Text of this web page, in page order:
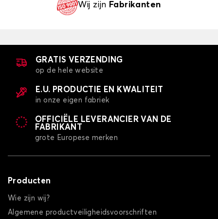
Wij zijn Fabrikanten
GRATIS VERZENDING
op de hele website
E.U. PRODUCTIE EN KWALITEIT
in onze eigen fabriek
OFFICIËLE LEVERANCIER VAN DE
FABRIKANT
grote Europese merken
Producten
Wie zijn wij?
Algemene productveiligheidsvoorschriften